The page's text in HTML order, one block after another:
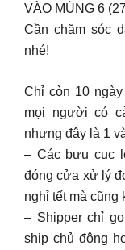
VÀO MÙNG 6
Cần chăm sóc
nhé!
Chỉ còn 10
mọi người có
nhưng đây là 1
– Các bưu cục
đóng cửa xử lý
nghỉ tết mà cũng
– Shipper chỉ
ship chủ động